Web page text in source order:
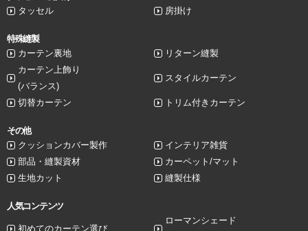
タッセル
房掛け
特殊縫製
カーテン裏地
リターン縫製
カーテン上飾り
(バランス)
スタイルカーテン
切替カーテン トリム付きカーテン
その他
クッションカバー製作
インテリア雑貨
部品・縫製資材
カーペット/マット
生地カット
縫製仕様
人気コンテンツ
初めてのカーテン選び
ローマンシェード